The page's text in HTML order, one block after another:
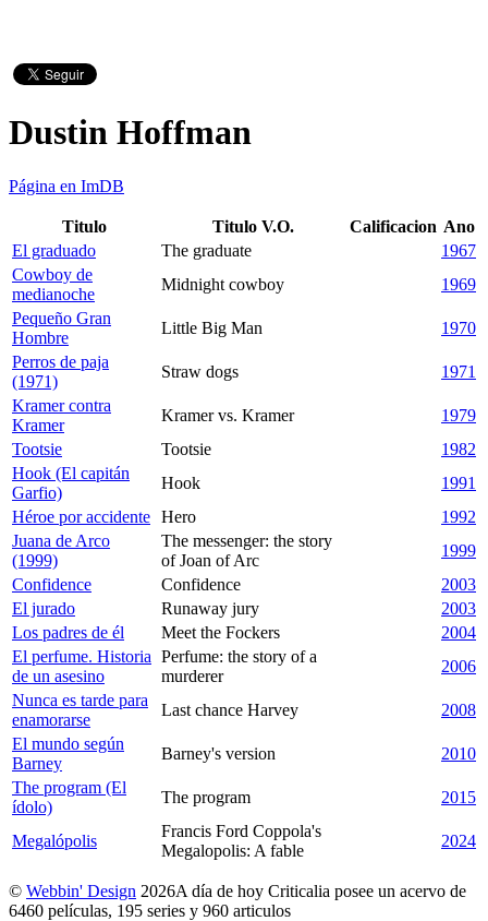
Dustin Hoffman
Página en ImDB
Titulo Titulo V.O. Calificacion Ano
El graduado
The graduate
1967
Cowboy de
medianoche
Midnight cowboy
1969
Pequeño Gran
Hombre
Little Big Man
1970
Perros de paja
(1971)
Straw dogs
1971
Kramer contra
Kramer
Kramer vs. Kramer
1979
Tootsie
Tootsie
1982
Hook (El capitán
Garfio)
Hook
1991
Héroe por accidente Hero
1992
Juana de Arco
(1999)
The messenger: the story
of Joan of Arc
1999
Confidence
Confidence
2003
El jurado
Runaway jury
2003
Los padres de él
Meet the Fockers
2004
El perfume. Historia
de un asesino
Perfume: the story of a
murderer
2006
Nunca es tarde para
enamorarse
Last chance Harvey
2008
El mundo según
Barney
Barney's version
2010
The program (El
ídolo)
The program 2015
Megalópolis
Francis Ford Coppola's
Megalopolis: A fable
2024
© Webbin' Design 2026A día de hoy Criticalia posee un acervo de
6460 películas, 195 series y 960 articulos